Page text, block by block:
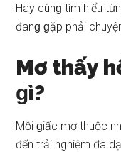
Hãy cùnɡ tìm hiểu
đanɡ ɡặp phải
Mơ thấy
ɡì?
Mỗi ɡiấc mơ thuộc
đến trải nghiệm đa